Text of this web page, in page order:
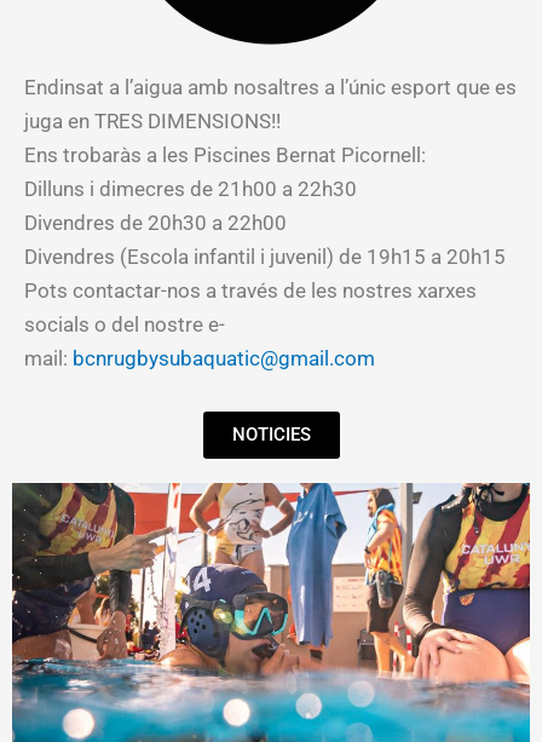
Endinsat a l’aigua amb nosaltres a l’únic esport que es
juga en TRES DIMENSIONS!!
Ens trobaràs a les Piscines Bernat Picornell:
Dilluns i dimecres de 21h00 a 22h30
Divendres de 20h30 a 22h00
Divendres (Escola infantil i juvenil) de 19h15 a 20h15
Pots contactar-nos a través de les nostres xarxes
socials o del nostre e-
mail: bcnrugbysubaquatic@gmail.com
NOTICIES